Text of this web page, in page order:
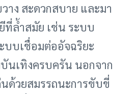
าง สะดวกสบาย และมา
ที่ล้ำสมัย เช่น ระบบ
บบเชื่อมต่ออัจฉริยะ
นเทิงครบครัน นอกจาก
นด้วยสมรรถนะการขับขี่